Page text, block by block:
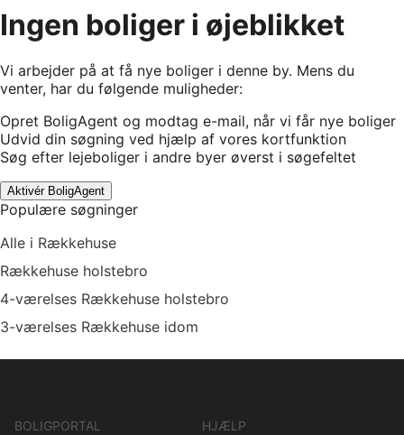
Ingen boliger i øjeblikket
Vi arbejder på at få nye boliger i denne by. Mens du
venter, har du følgende muligheder:
Opret BoligAgent og modtag e-mail, når vi får nye boliger
Udvid din søgning ved hjælp af vores kortfunktion
Søg efter lejeboliger i andre byer øverst i søgefeltet
Aktivér BoligAgent
Populære søgninger
Alle i Rækkehuse
Rækkehuse holstebro
4-værelses Rækkehuse holstebro
3-værelses Rækkehuse idom
BOLIGPORTAL
HJÆLP